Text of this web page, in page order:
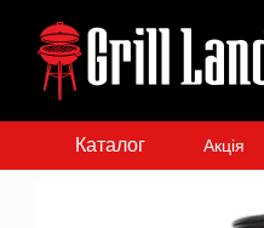
Перейти до основного контенту
Каталог Акція